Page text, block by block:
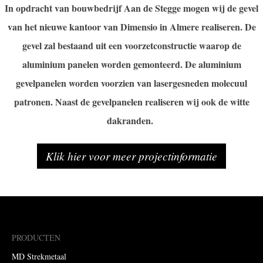
In opdracht van bouwbedrijf Aan de Stegge mogen wij de gevel
van het nieuwe kantoor van Dimensio in Almere realiseren. De
gevel zal bestaand uit een voorzetconstructie waarop de
aluminium panelen worden gemonteerd. De aluminium
gevelpanelen worden voorzien van lasergesneden molecuul
patronen. Naast de gevelpanelen realiseren wij ook de witte
dakranden.
Klik hier voor meer projectinformatie
PRODUCTEN
MD Strekmetaal